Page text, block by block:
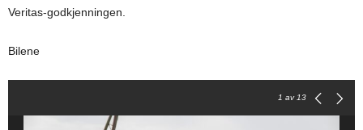
Veritas-godkjenningen.
Bilene
1 av 13